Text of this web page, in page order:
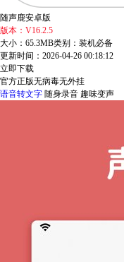
随声鹿安卓版
版本：V16.2.5
大小：65.3MB类别：装机必备
更新时间：2026-04-26 00:18:12
立即下载
官方正版无病毒无外挂
语音转文字 随身录音 趣味变声